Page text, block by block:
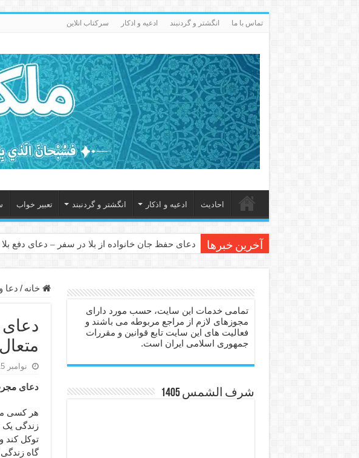
تماس با ما انگشتر و گردنبند ادعيه و اذكار سرکتاب انلاین
احاديث ادعيه و اذكار انگشتر و گردنبند تعبیر خواب
آخرین خبرها دعای حفظ جان خانواده از بلا در سفر – دعای دفع
دعا برای عاشق شدن طرف مقابل – عاشق کردن
دعای حفظ جان عزیزان از بلا در سفر – دعا برای رفع
انواع ذکرهای الهی و خواص آن – مجرب ترین ذکرها
دعای روزی و رفع فقر – دعای مجرب برای گشایش
دعای قوی برای حاجات دنیا و آخرت – حاجت روایی
ختم سوره تکاثر برای جذب ثروت – خواص و برکات
دعا قدرت و توانمندی – دعا برای افزایش انرژی بدن
دعای ابودردا برای در امان ماندن از بلا – دعای
خانه / دعا
متعال
نوامبر 15, 2018
دعای
هر کسی
زندگی یک
توکل
گاه
تمامی خدمات این سایت، حسب مورد دارای
مجوزهای لازم از مراجع مربوطه می باشند و
فعالیت های این سایت تابع قوانین و مقررات
جمهوری اسلامی ایران است.
شرف الشمس 1405